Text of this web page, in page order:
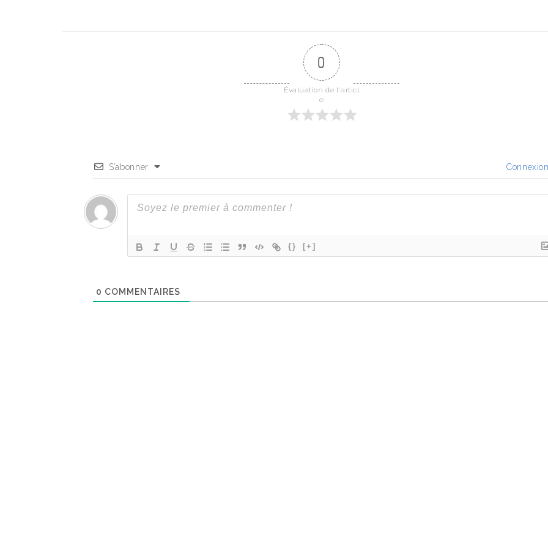
0
Évaluation de l'articl
e
S’abonner
{} [+]
0 COMMENTAIRES